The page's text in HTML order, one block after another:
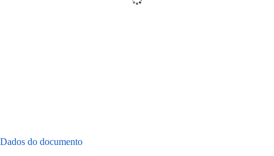
Dados do documento